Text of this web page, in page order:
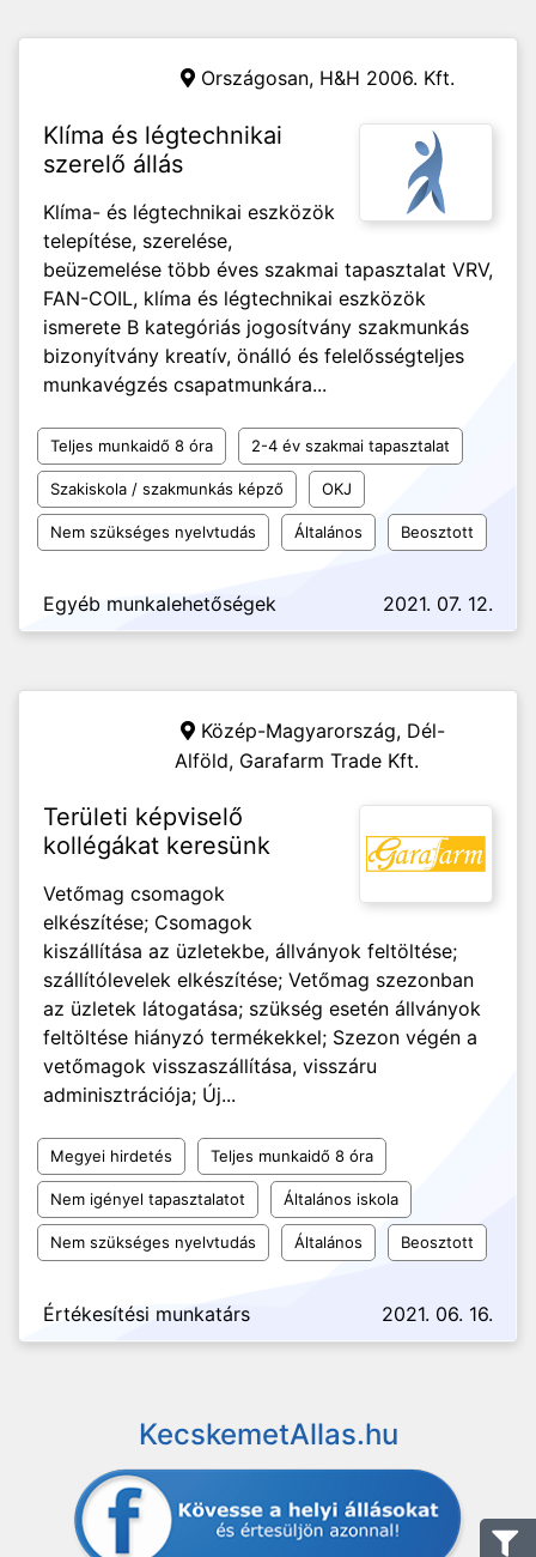
Országosan, H&H 2006. Kft.
Klíma és légtechnikai
szerelő állás
Klíma- és légtechnikai eszközök
telepítése, szerelése,
beüzemelése több éves szakmai tapasztalat VRV,
FAN-COIL, klíma és légtechnikai eszközök
ismerete B kategóriás jogosítvány szakmunkás
bizonyítvány kreatív, önálló és felelősségteljes
munkavégzés csapatmunkára...
Teljes munkaidő 8 óra 2-4 év szakmai tapasztalat
Szakiskola / szakmunkás képző OKJ
Nem szükséges nyelvtudás Általános Beosztott
Egyéb munkalehetőségek 2021. 07. 12.
Közép-Magyarország, Dél-
Alföld, Garafarm Trade Kft.
Területi képviselő
kollégákat keresünk
Vetőmag csomagok
elkészítése; Csomagok
kiszállítása az üzletekbe, állványok feltöltése;
szállítólevelek elkészítése; Vetőmag szezonban
az üzletek látogatása; szükség esetén állványok
feltöltése hiányzó termékekkel; Szezon végén a
vetőmagok visszaszállítása, visszáru
adminisztrációja; Új...
Megyei hirdetés Teljes munkaidő 8 óra
Nem igényel tapasztalatot Általános iskola
Nem szükséges nyelvtudás Általános Beosztott
Értékesítési munkatárs 2021. 06. 16.
KecskemetAllas.hu